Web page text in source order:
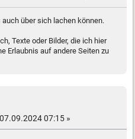
über sich lachen können.
Texte oder Bilder, die ich hier
Erlaubnis auf andere Seiten zu
07.09.2024 07:15 »